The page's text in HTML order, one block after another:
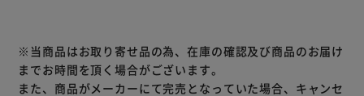
発泡剤無配合の為、泡立つ事なくすみずみまで丁寧に磨けま
す。
お子様の虫歯対策にお役立て下さい。
※当商品はお取り寄せ品の為、在庫の確認及び商品のお届け
までお時間を頂く場合がございます。
また、商品がメーカーにて完売となっていた場合、キャンセ